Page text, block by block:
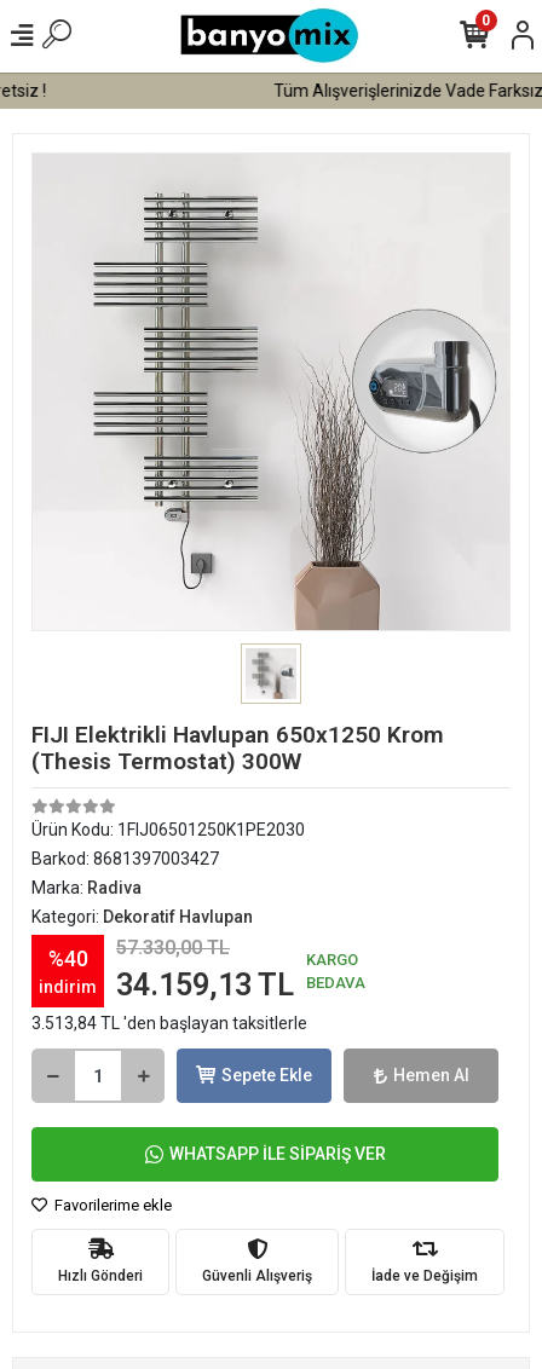
Tüm Alışverişlerinizde Vade Farksız 3 Taksit !
0
FIJI Elektrikli Havlupan 650x1250 Krom
(Thesis Termostat) 300W
Ürün Kodu: 1FIJ06501250K1PE2030
Barkod: 8681397003427
Marka: Radiva
Kategori: Dekoratif Havlupan
%40
indirim
57.330,00 TL
34.159,13 TL
KARGO
BEDAVA
3.513,84 TL 'den başlayan taksitlerle
Sepete Ekle Hemen Al
WHATSAPP İLE SİPARİŞ VER
Favorilerime ekle
Hızlı Gönderi Güvenli Alışveriş İade ve Değişim